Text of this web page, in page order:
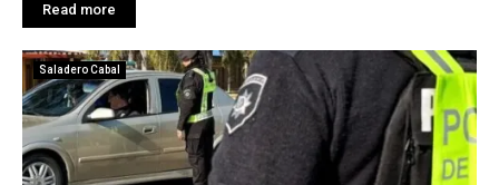
Read more
Saladero Cabal